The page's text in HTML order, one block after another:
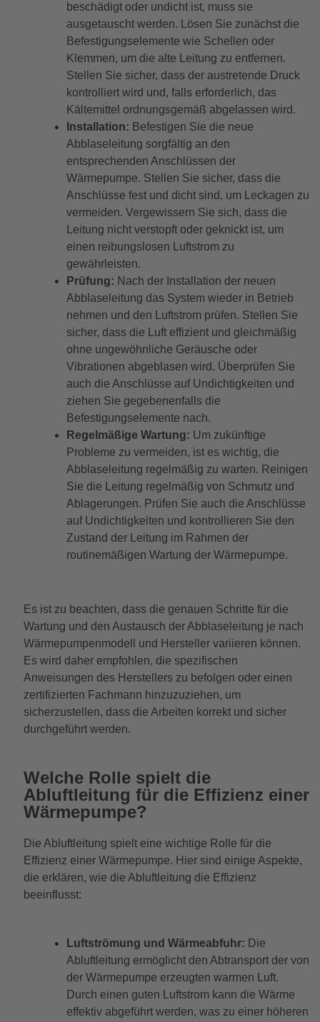
beschädigt oder undicht ist, muss sie
ausgetauscht werden. Lösen Sie zunächst die
Befestigungselemente wie Schellen oder
Klemmen, um die alte Leitung zu entfernen.
Stellen Sie sicher, dass der austretende Druck
kontrolliert wird und, falls erforderlich, das
Kältemittel ordnungsgemäß abgelassen wird.
Installation: Befestigen Sie die neue
Abblaseleitung sorgfältig an den
entsprechenden Anschlüssen der
Wärmepumpe. Stellen Sie sicher, dass die
Anschlüsse fest und dicht sind, um Leckagen zu
vermeiden. Vergewissern Sie sich, dass die
Leitung nicht verstopft oder geknickt ist, um
einen reibungslosen Luftstrom zu
gewährleisten.
Prüfung: Nach der Installation der neuen
Abblaseleitung das System wieder in Betrieb
nehmen und den Luftstrom prüfen. Stellen Sie
sicher, dass die Luft effizient und gleichmäßig
ohne ungewöhnliche Geräusche oder
Vibrationen abgeblasen wird. Überprüfen Sie
auch die Anschlüsse auf Undichtigkeiten und
ziehen Sie gegebenenfalls die
Befestigungselemente nach.
Regelmäßige Wartung: Um zukünftige
Probleme zu vermeiden, ist es wichtig, die
Abblaseleitung regelmäßig zu warten. Reinigen
Sie die Leitung regelmäßig von Schmutz und
Ablagerungen. Prüfen Sie auch die Anschlüsse
auf Undichtigkeiten und kontrollieren Sie den
Zustand der Leitung im Rahmen der
routinemäßigen Wartung der Wärmepumpe.
Es ist zu beachten, dass die genauen Schritte für die
Wartung und den Austausch der Abblaseleitung je nach
Wärmepumpenmodell und Hersteller variieren können.
Es wird daher empfohlen, die spezifischen
Anweisungen des Herstellers zu befolgen oder einen
zertifizierten Fachmann hinzuzuziehen, um
sicherzustellen, dass die Arbeiten korrekt und sicher
durchgeführt werden.
Welche Rolle spielt die
Abluftleitung für die Effizienz einer
Wärmepumpe?
Die Abluftleitung spielt eine wichtige Rolle für die
Effizienz einer Wärmepumpe. Hier sind einige Aspekte,
die erklären, wie die Abluftleitung die Effizienz
beeinflusst:
Luftströmung und Wärmeabfuhr: Die
Abluftleitung ermöglicht den Abtransport der von
der Wärmepumpe erzeugten warmen Luft.
Durch einen guten Luftstrom kann die Wärme
effektiv abgeführt werden, was zu einer höheren